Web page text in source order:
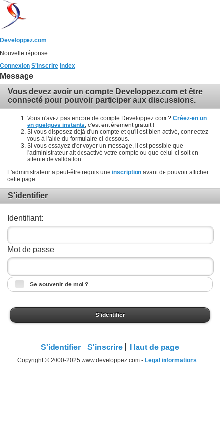
Developpez.com
Nouvelle réponse
Connexion S'inscrire Index
Message
Vous devez avoir un compte Developpez.com et être
connecté pour pouvoir participer aux discussions.
Vous n'avez pas encore de compte Developpez.com ? Créez-en un
en quelques instants , c'est entièrement gratuit !
Si vous disposez déjà d'un compte et qu'il est bien activé, connectez-
vous à l'aide du formulaire ci-dessous.
Si vous essayez d'envoyer un message, il est possible que
l'administrateur ait désactivé votre compte ou que celui-ci soit en
attente de validation.
L'administrateur a peut-être requis une inscription avant de pouvoir afficher
cette page.
S'identifier
Identifiant:
Mot de passe:
Se souvenir de moi ?
S'identifier
S'identifier S'inscrire Haut de page
Copyright © 2000-2025 www.developpez.com - Legal informations